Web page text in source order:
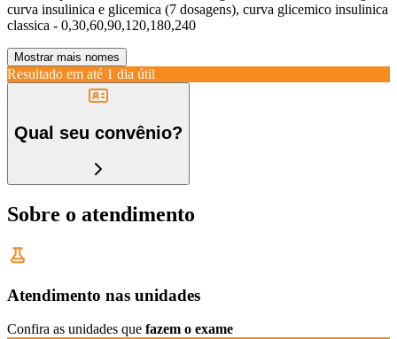
curva insulinica e glicemica (7 dosagens), curva glicemico insulinica
classica - 0,30,60,90,120,180,240
Mostrar mais nomes
Resultado em até 1 dia útil
Qual seu convênio?
Sobre o atendimento
Atendimento nas unidades
Confira as unidades que fazem o exame